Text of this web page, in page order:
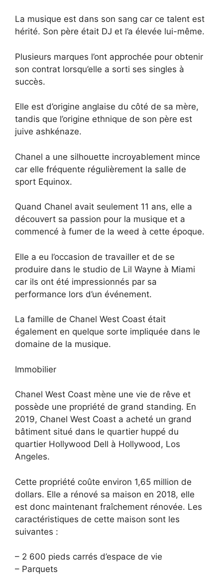
La musique est dans son sang car ce talent est
hérité. Son père était DJ et l’a élevée lui-même.
Plusieurs marques l’ont approchée pour obtenir
son contrat lorsqu’elle a sorti ses singles à
succès.
Elle est d’origine anglaise du côté de sa mère,
tandis que l’origine ethnique de son père est
juive ashkénaze.
Chanel a une silhouette incroyablement mince
car elle fréquente régulièrement la salle de
sport Equinox.
Quand Chanel avait seulement 11 ans, elle a
découvert sa passion pour la musique et a
commencé à fumer de la weed à cette époque.
Elle a eu l’occasion de travailler et de se
produire dans le studio de Lil Wayne à Miami
car ils ont été impressionnés par sa
performance lors d’un événement.
La famille de Chanel West Coast était
également en quelque sorte impliquée dans le
domaine de la musique.
Immobilier
Chanel West Coast mène une vie de rêve et
possède une propriété de grand standing. En
2019, Chanel West Coast a acheté un grand
bâtiment situé dans le quartier huppé du
quartier Hollywood Dell à Hollywood, Los
Angeles.
Cette propriété coûte environ 1,65 million de
dollars. Elle a rénové sa maison en 2018, elle
est donc maintenant fraîchement rénovée. Les
caractéristiques de cette maison sont les
suivantes :
– 2 600 pieds carrés d’espace de vie
– Parquets